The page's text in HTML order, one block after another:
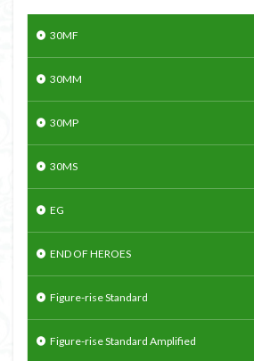
30MF
30MM
30MP
30MS
EG
END OF HEROES
Figure-rise Standard
Figure-rise Standard Amplified